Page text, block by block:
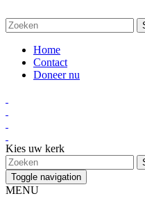
Home
Contact
Doneer nu
Kies uw kerk
Toggle navigation
MENU